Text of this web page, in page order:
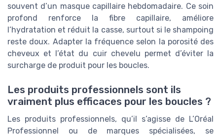
souvent d’un masque capillaire hebdomadaire. Ce soin
profond renforce la fibre capillaire, améliore
l’hydratation et réduit la casse, surtout si le shampoing
reste doux. Adapter la fréquence selon la porosité des
cheveux et l’état du cuir chevelu permet d’éviter la
surcharge de produit pour les boucles.
Les produits professionnels sont ils
vraiment plus efficaces pour les boucles ?
Les produits professionnels, qu’il s’agisse de L’Oréal
Professionnel ou de marques spécialisées, se